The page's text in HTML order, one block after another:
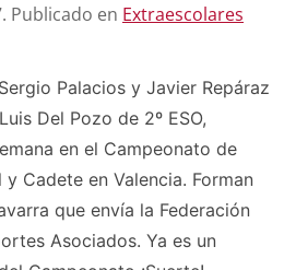
. Publicado en Extraescolares
Palacios y Javier Repáraz
Del Pozo de 2º ESO,
en el Campeonato de
Cadete en Valencia. Forman
que envía la Federación
Asociados. Ya es un